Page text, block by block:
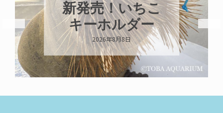
新発売！いちこ
キーホルダー
2026年8月8日